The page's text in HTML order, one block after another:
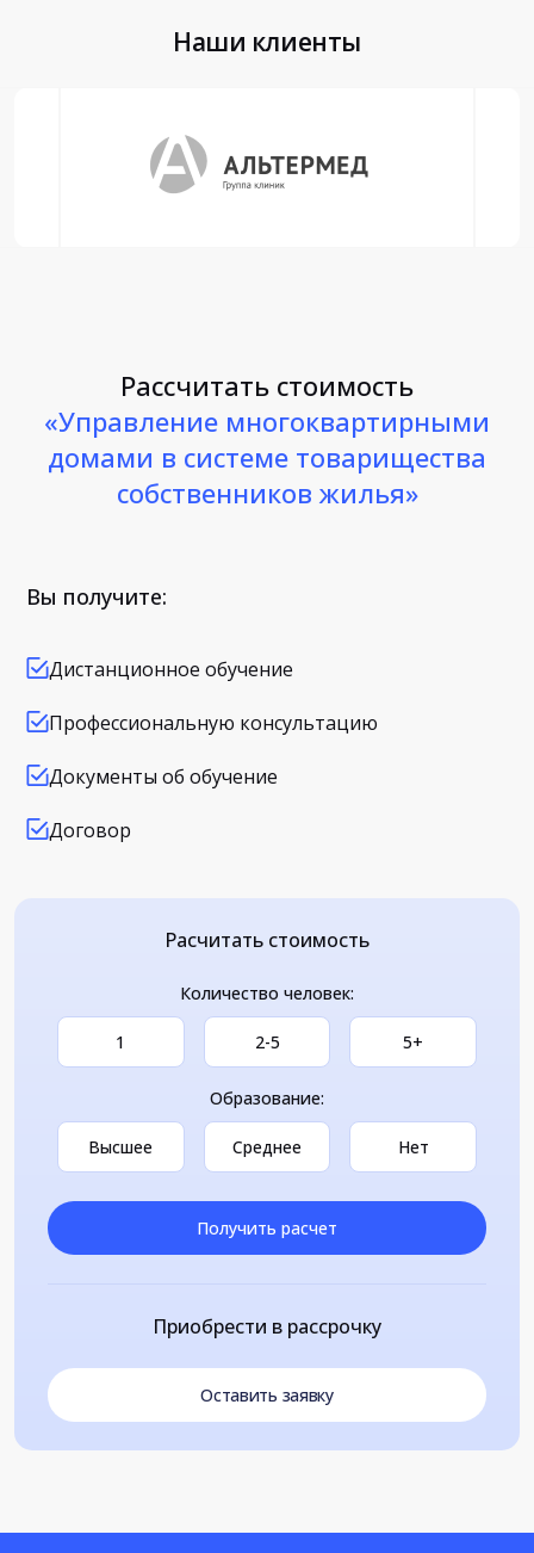
Наши клиенты
Рассчитать стоимость
«Управление многоквартирными
домами в системе товарищества
собственников жилья»
Вы получите:
Дистанционное обучение
Профессиональную консультацию
Документы об обучение
Договор
Расчитать стоимость
Количество человек:
1 2-5 5+
Образование:
Высшее Среднее Нет
Получить расчет
Приобрести в рассрочку
Оставить заявку